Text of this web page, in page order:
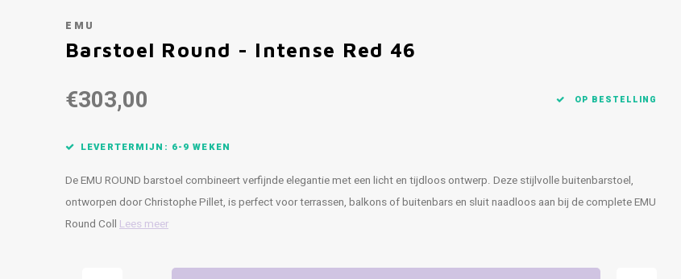
EMU
Barstoel Round - Intense Red 46
€303,00 OP BESTELLING
LEVERTERMIJN: 6-9 WEKEN
De EMU ROUND barstoel combineert verfijnde elegantie met een licht en tijdloos ontwerp. Deze stijlvolle buitenbarstoel,
ontworpen door Christophe Pillet, is perfect voor terrassen, balkons of buitenbars en sluit naadloos aan bij de complete EMU
Round Coll Lees meer